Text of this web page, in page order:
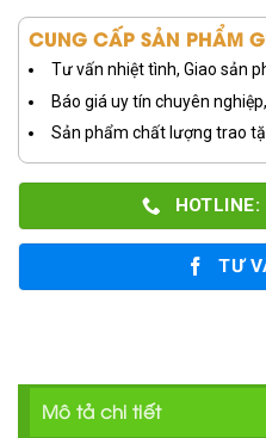
CUNG CẤP SẢN PHẨM
Tư vấn nhiệt tình, Giao sản
Báo giá uy tín chuyên
Sản phẩm chất lượng trao
TƯ
Mô tả chi tiết